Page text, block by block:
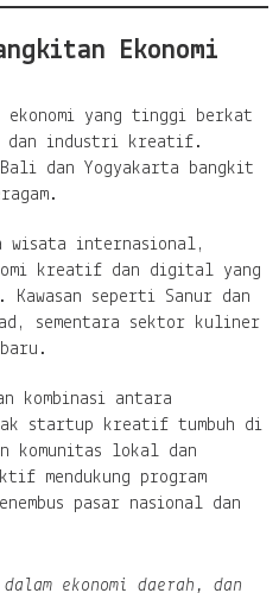
Ekonomi
ekonomi yang tinggi berkat
dan industri kreatif.
dan Yogyakarta bangkit
wisata internasional,
kreatif dan digital yang
seperti Sanur dan
sementara sektor kuliner
kombinasi antara
startup kreatif tumbuh di
komunitas lokal dan
mendukung program
pasar nasional dan
ekonomi daerah, dan